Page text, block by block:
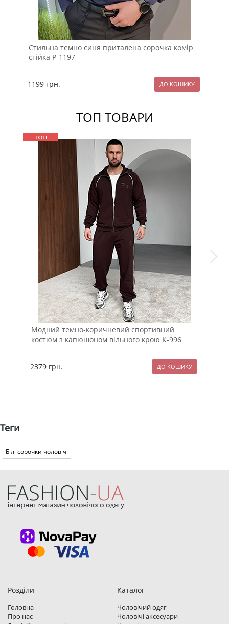
Стильна темно синя приталена сорочка комір
стійка Р-1197
1199 грн.
ТОП ТОВАРИ
Модний темно-коричневий спортивний
костюм з капюшоном вільного крою К-996
2379 грн.
Теги
Білі сорочки чоловічі
Розділи
Головна
Про нас
Каталог
Чоловічий одяг
Чоловічі аксесуари